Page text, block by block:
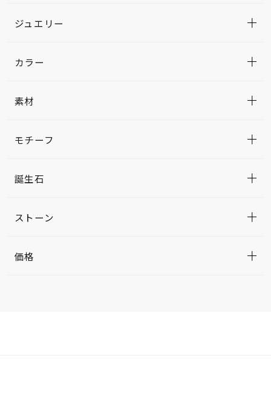
ジュエリー
カラー
素材
モチーフ
誕生石
ストーン
価格